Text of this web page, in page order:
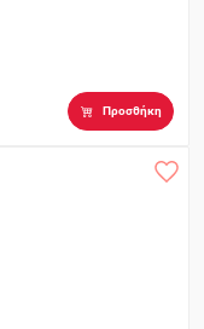
Προσθήκη